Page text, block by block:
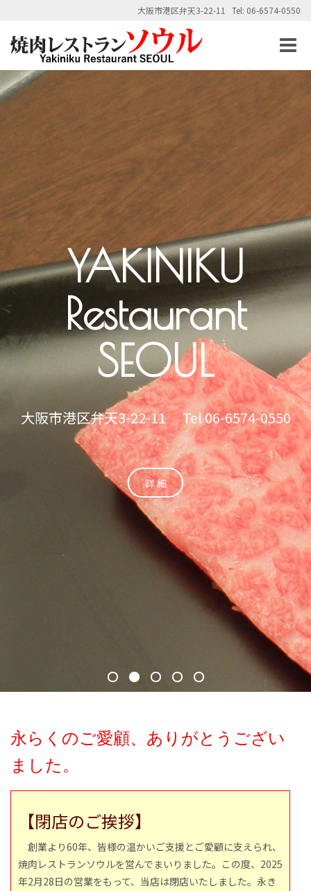
大阪市港区弁天3-22-11 Tel: 06-6574-0550
Toggle
YAKINIKU
Restaurant
SEOUL
大阪市港区弁天3-22-11 Tel 06-6574-0550
詳 細
永らくのご愛顧、ありがとうござい
ました。
【閉店のご挨拶】
創業より60年、皆様の温かいご支援とご愛顧に支えられ、
焼肉レストランソウルを営んでまいりました。この度、2025
年2月28日の営業をもって、当店は閉店いたしました。永き